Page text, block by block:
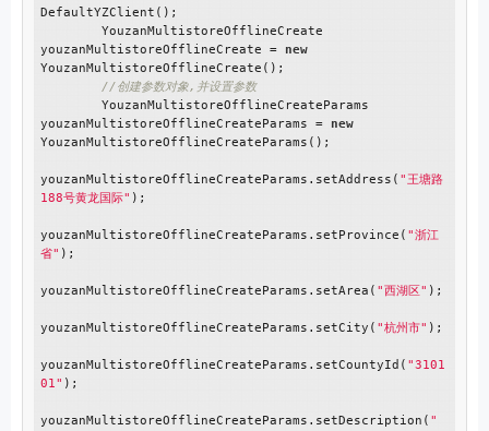
DefaultYZClient();
youzanMultistoreOfflineCreate =
new
YouzanMultistoreOfflineCreate();
//创建参数对象,并设置参数
youzanMultistoreOfflineCreateParams =
new
YouzanMultistoreOfflineCreateParams();
youzanMultistoreOfflineCreateParams.setAddress( "王塘路
188号黄龙国际" );
youzanMultistoreOfflineCreateParams.setProvince( "浙江
省" );
youzanMultistoreOfflineCreateParams.setArea( "西湖区" );
youzanMultistoreOfflineCreateParams.setCity( "杭州市" );
youzanMultistoreOfflineCreateParams.setCountyId( "3101
01" );
youzanMultistoreOfflineCreateParams.setDescription( "